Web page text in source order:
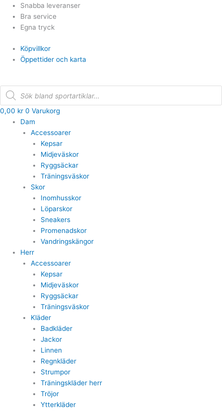
Hoppa
innehåll
Snabba leveranser
Bra service
Egna tryck
Köpvillkor
Öppettider och karta
Products
search
0,00 kr 0 Varukorg
Dam
Accessoarer
Kepsar
Midjeväskor
Ryggsäckar
Träningsväskor
Skor
Inomhusskor
Löparskor
Sneakers
Promenadskor
Vandringskängor
Herr
Accessoarer
Kepsar
Midjeväskor
Ryggsäckar
Träningsväskor
Kläder
Badkläder
Jackor
Linnen
Regnkläder
Strumpor
Träningskläder herr
Tröjor
Ytterkläder